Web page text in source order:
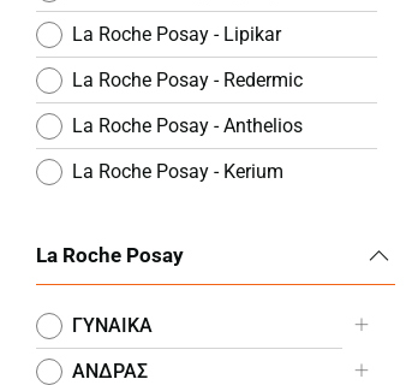
La Roche Posay - Lipikar
La Roche Posay - Redermic
La Roche Posay - Anthelios
La Roche Posay - Kerium
La Roche Posay - Substiane
La Roche Posay
ΓΥΝΑΙΚΑ
ΑΝΔΡΑΣ